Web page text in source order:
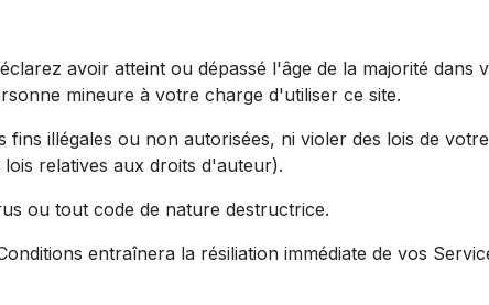
avoir atteint ou dépassé l'âge de la majorité dans
mineure à votre charge d'utiliser ce site.
illégales ou non autorisées, ni violer des lois de
relatives aux droits d'auteur).
ou tout code de nature destructrice.
entraînera la résiliation immédiate de vos